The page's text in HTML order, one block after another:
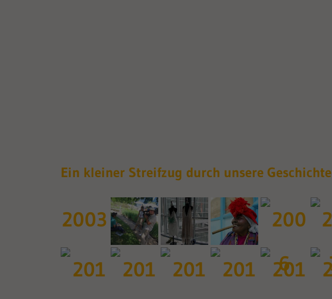
Ein kleiner Streifzug durch unsere Geschichte
2003